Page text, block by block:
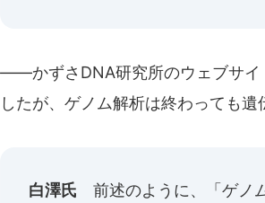
――かずさDNA研究所のウェブサイ
したが、ゲノム解析は終わっても
白澤氏 前述のように、「ゲノ